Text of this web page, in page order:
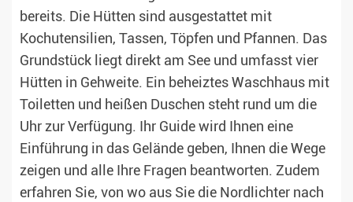
bereits. Die Hütten sind ausgestattet mit
Kochutensilien, Tassen, Töpfen und Pfannen. Das
Grundstück liegt direkt am See und umfasst vier
Hütten in Gehweite. Ein beheiztes Waschhaus mit
Toiletten und heißen Duschen steht rund um die
Uhr zur Verfügung. Ihr Guide wird Ihnen eine
Einführung in das Gelände geben, Ihnen die Wege
zeigen und alle Ihre Fragen beantworten. Zudem
erfahren Sie, von wo aus Sie die Nordlichter nach